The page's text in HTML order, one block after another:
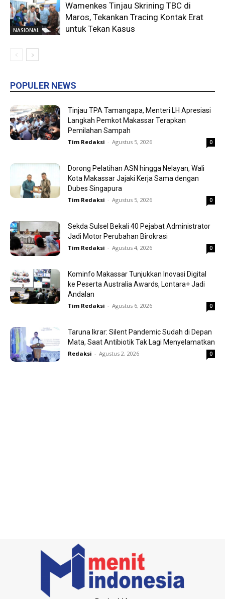
NASIONAL
Wamenkes Tinjau Skrining TBC di
Maros, Tekankan Tracing Kontak Erat
untuk Tekan Kasus
POPULER NEWS
Tinjau TPA Tamangapa, Menteri LH Apresiasi
Langkah Pemkot Makassar Terapkan
Pemilahan Sampah
Tim Redaksi - Agustus 5, 2026 0
Dorong Pelatihan ASN hingga Nelayan, Wali
Kota Makassar Jajaki Kerja Sama dengan
Dubes Singapura
Tim Redaksi - Agustus 5, 2026 0
Sekda Sulsel Bekali 40 Pejabat Administrator
Jadi Motor Perubahan Birokrasi
Tim Redaksi - Agustus 4, 2026 0
Kominfo Makassar Tunjukkan Inovasi Digital
ke Peserta Australia Awards, Lontara+ Jadi
Andalan
Tim Redaksi - Agustus 6, 2026 0
Taruna Ikrar: Silent Pandemic Sudah di Depan
Mata, Saat Antibiotik Tak Lagi Menyelamatkan
Redaksi - Agustus 2, 2026 0